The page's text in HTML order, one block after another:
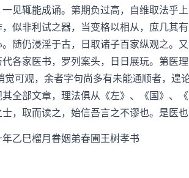
见辄能成诵。第期负过高，自维取法乎
似非利试之器，当变格以相从，庶几其
随仍浸淫于古，日取诸子百家纵观之。
代各家医书，罗列案头，日日展玩。第
觉可观，余者字句尚多有未能通顺者，
全部文章，理法俱从《左》、《国》、
，取而读之，始信吾言之不谬也。是医
巳榴月眷姻弟春圃王树孝书